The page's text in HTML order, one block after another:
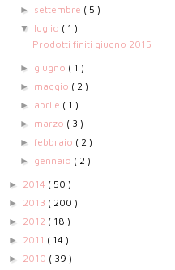
► settembre ( 5 )
▼ luglio ( 1 )
Prodotti finiti giugno 2015
► giugno ( 1 )
► maggio ( 2 )
► aprile ( 1 )
► marzo ( 3 )
►febbraio ( 2 )
► gennaio ( 2 )
► 2014 ( 50 )
► 2013 ( 200 )
► 2012 ( 18 )
► 2011 ( 14 )
► 2010 ( 39 )